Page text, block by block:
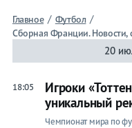
Главное / Футбол /
Сборная Франции. Новости,
20
18:05
Игроки
уникальный
Чемпионат мира по
Футбол
Франции
Лента